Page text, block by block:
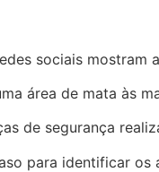
sociais
área de mata às
de segurança
para identificar